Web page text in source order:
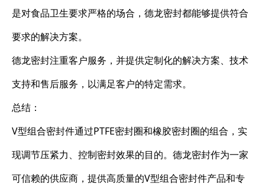
是对食品卫生要求严格的场合，德龙密封都能够提供符合
要求的解决方案。
德龙密封注重客户服务，并提供定制化的解决方案、技术
支持和售后服务，以满足客户的特定需求。
总结：
V型组合密封件通过PTFE密封圈和橡胶密封圈的组合，实
现调节压紧力、控制密封效果的目的。德龙密封作为一家
可信赖的供应商，提供高质量的V型组合密封件产品和专